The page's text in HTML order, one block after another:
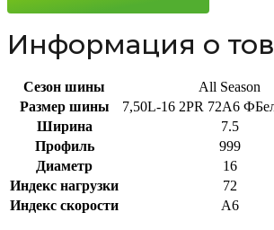
Информация о
Сезон шины
All Season
Размер шины
7,50L-16 2PR 72A6
Ширина
7.5
Профиль
999
Диаметр
16
Индекс нагрузки
72
Индекс скорости
A6